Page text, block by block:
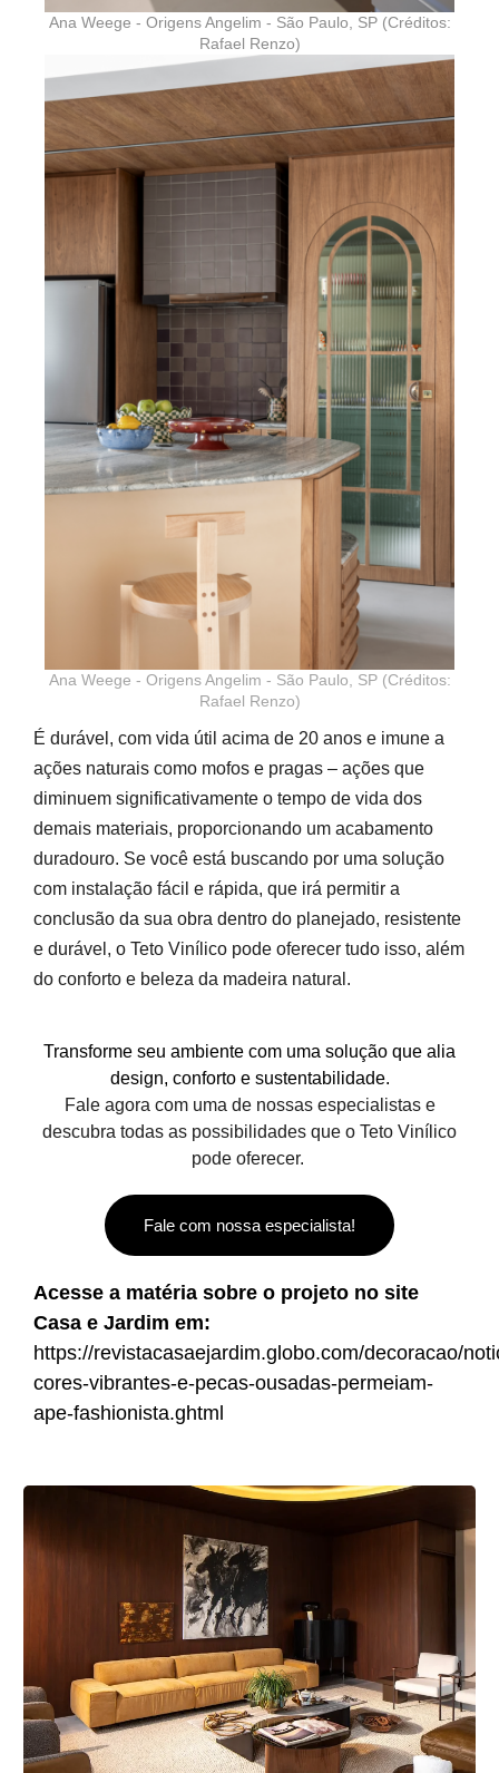
Ana Weege - Origens Angelim - São Paulo, SP (Créditos:
Rafael Renzo)
Ana Weege - Origens Angelim - São Paulo, SP (Créditos:
Rafael Renzo)
É durável, com vida útil acima de 20 anos e imune a
ações naturais como mofos e pragas – ações que
diminuem significativamente o tempo de vida dos
demais materiais, proporcionando um acabamento
duradouro. Se você está buscando por uma solução
com instalação fácil e rápida, que irá permitir a
conclusão da sua obra dentro do planejado, resistente
e durável, o Teto Vinílico pode oferecer tudo isso, além
do conforto e beleza da madeira natural.
Transforme seu ambiente com uma solução que alia
design, conforto e sustentabilidade.
Fale agora com uma de nossas especialistas e
descubra todas as possibilidades que o Teto Vinílico
pode oferecer.
Fale com nossa especialista!
Acesse a matéria sobre o projeto no site
Casa e Jardim em:
https://revistacasaejardim.globo.com/decoracao/
cores-vibrantes-e-pecas-ousadas-permeiam-
ape-fashionista.ghtml